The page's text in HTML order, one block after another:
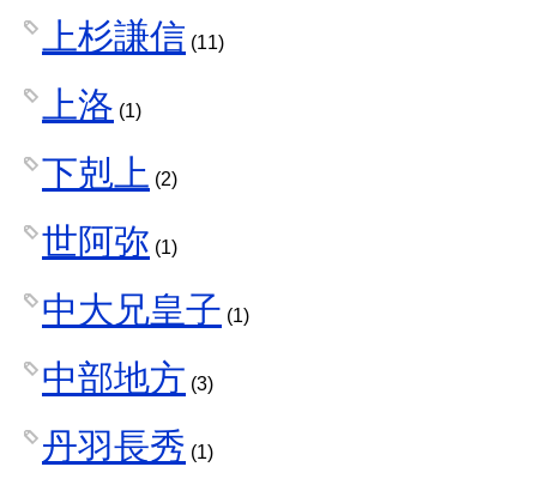
上杉謙信 (11)
上洛 (1)
下剋上 (2)
世阿弥 (1)
中大兄皇子 (1)
中部地方 (3)
丹羽長秀 (1)